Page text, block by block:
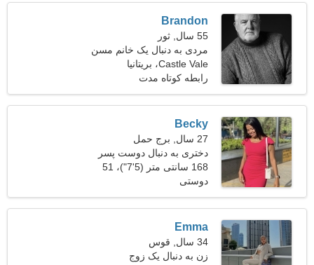
Brandon
55 سال, ثور
مردی به دنبال یک خانم مسن
Castle Vale، بریتانیا
رابطه کوتاه مدت
Becky
27 سال, برج حمل
دختری به دنبال دوست پسر
32-39
168 سانتی متر (5'7")، 51
کیلوگرم (112 پوند)
دوستی
Emma
34 سال, قوس
زن به دنبال یک زوج